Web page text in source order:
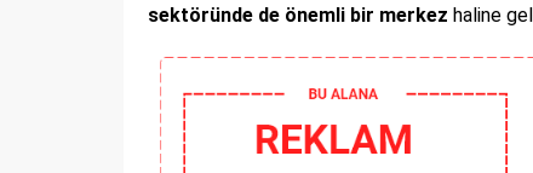
sektöründe de önemli bir merkez haline